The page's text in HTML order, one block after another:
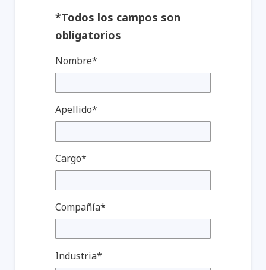
*Todos los campos son
obligatorios
Nombre*
Apellido*
Cargo*
Compañía*
Industria*